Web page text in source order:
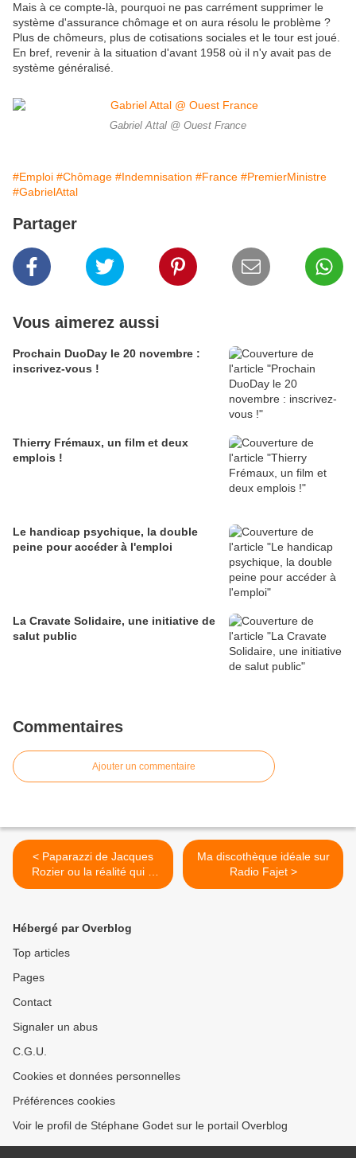
Mais à ce compte-là, pourquoi ne pas carrément supprimer le
système d'assurance chômage et on aura résolu le problème ?
Plus de chômeurs, plus de cotisations sociales et le tour est joué.
En bref, revenir à la situation d'avant 1958 où il n'y avait pas de
système généralisé.
Gabriel Attal @ Ouest France
#Emploi #Chômage #Indemnisation #France #PremierMinistre
#GabrielAttal
Partager
Vous aimerez aussi
Prochain DuoDay le 20 novembre :
inscrivez-vous !
Thierry Frémaux, un film et deux
emplois !
Le handicap psychique, la double
peine pour accéder à l'emploi
La Cravate Solidaire, une initiative de
salut public
Commentaires
Ajouter un commentaire
< Paparazzi de Jacques
Rozier ou la réalité qui a
inspiré Vie privée de Louis
Ma discothèque idéale sur
Radio Fajet >
Hébergé par Overblog
Top articles
Pages
Contact
Signaler un abus
C.G.U.
Cookies et données personnelles
Préférences cookies
Voir le profil de Stéphane Godet sur le portail Overblog